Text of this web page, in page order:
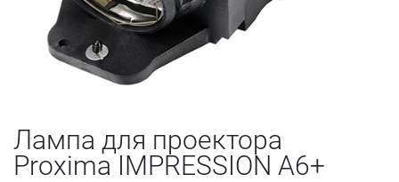
Лампа для проектора
Proxima IMPRESSION A6+